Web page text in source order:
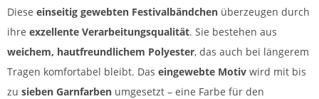
Diese einseitig gewebten Festivalbändchen überzeugen durch
ihre exzellente Verarbeitungsqualität. Sie bestehen aus
weichem, hautfreundlichem Polyester, das auch bei längerem
Tragen komfortabel bleibt. Das eingewebte Motiv wird mit bis
zu sieben Garnfarben umgesetzt – eine Farbe für den